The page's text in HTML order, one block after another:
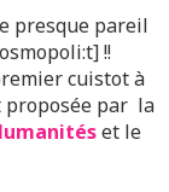
presque pareil
!!
cuistot à
proposée par la
et le